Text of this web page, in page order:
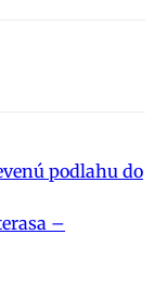
podlahu do
–